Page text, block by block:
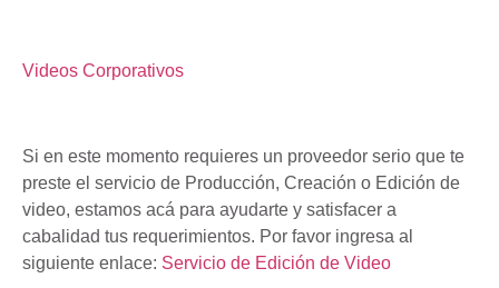
Videos Corporativos
Si en este momento requieres un proveedor serio que te
preste el servicio de Producción, Creación o Edición de
video, estamos acá para ayudarte y satisfacer a
cabalidad tus requerimientos. Por favor ingresa al
siguiente enlace: Servicio de Edición de Video